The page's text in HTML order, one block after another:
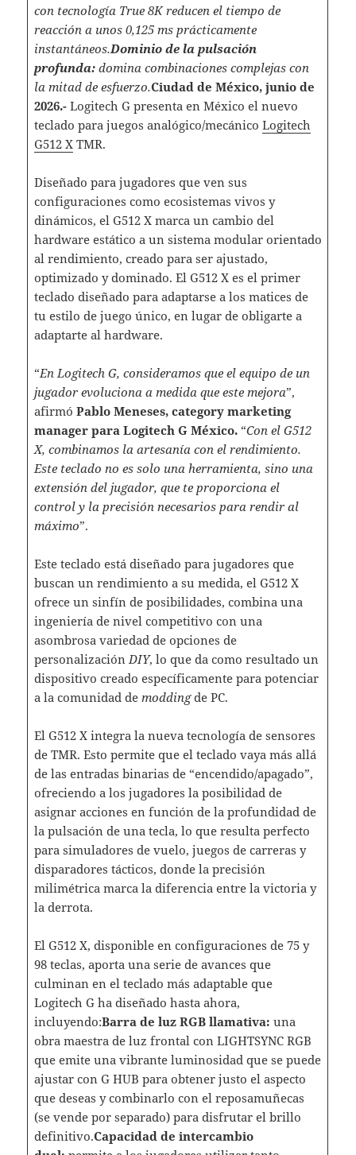
con tecnología True 8K reducen el tiempo de
reacción a unos 0,125 ms prácticamente
instantáneos.Dominio de la pulsación
profunda:domina combinaciones complejas con
la mitad de esfuerzo.Ciudad de México, junio de
2026.-Logitech G presenta en México el nuevo
teclado para juegos analógico/mecánico Logitech
G512 XTMR.
Diseñado para jugadores que ven sus
configuraciones como ecosistemas vivos y
dinámicos, el G512 X marca un cambio del
hardware estático a un sistema modular orientado
al rendimiento, creado para ser ajustado,
optimizado y dominado. El G512 X es el primer
teclado diseñado para adaptarse a los matices de
tu estilo de juego único, en lugar de obligarte a
adaptarte al hardware.
“En Logitech G, consideramos que el equipo de un
jugador evoluciona a medida que este mejora”,
afirmó Pablo Meneses, category marketing
manager para Logitech G México.“Con el G512
X, combinamos la artesanía con el rendimiento.
Este teclado no es solo una herramienta, sino una
extensión del jugador, que te proporciona el
control y la precisión necesarios para rendir al
máximo”.
Este teclado está diseñado para jugadores que
buscan un rendimiento a su medida, el G512 X
ofrece un sinfín de posibilidades, combina una
ingeniería de nivel competitivo con una
asombrosa variedad de opciones de
personalización DIY, lo que da como resultado un
dispositivo creado específicamente para potenciar
a la comunidad de moddingde PC.
El G512 X integra la nueva tecnología de sensores
de TMR. Esto permite que el teclado vaya más allá
de las entradas binarias de “encendido/apagado”,
ofreciendo a los jugadores la posibilidad de
asignar acciones en función de la profundidad de
la pulsación de una tecla, lo que resulta perfecto
para simuladores de vuelo, juegos de carreras y
disparadores tácticos, donde la precisión
milimétrica marca la diferencia entre la victoria y
la derrota.
El G512 X, disponible en configuraciones de 75 y
98 teclas, aporta una serie de avances que
culminan en el teclado más adaptable que
Logitech G ha diseñado hasta ahora,
incluyendo:Barra de luz RGB llamativa: una
obra maestra de luz frontal con LIGHTSYNC RGB
que emite una vibrante luminosidad que se puede
ajustar con G HUB para obtener justo el aspecto
que deseas y combinarlo con el reposamuñecas
(se vende por separado) para disfrutar el brillo
definitivo.Capacidad de intercambio